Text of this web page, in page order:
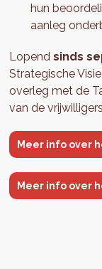
hun
aanleg
Lopendsinds
Strategische
overleg met de
van de
Meer info over
Meer info over